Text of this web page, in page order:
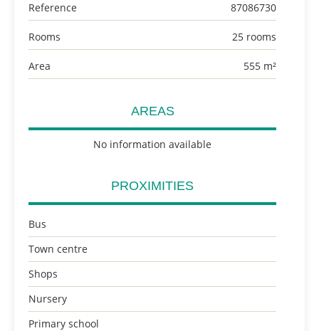
Reference 87086730
Rooms 25 rooms
Area 555 m²
AREAS
No information available
PROXIMITIES
Bus
Town centre
Shops
Nursery
Primary school